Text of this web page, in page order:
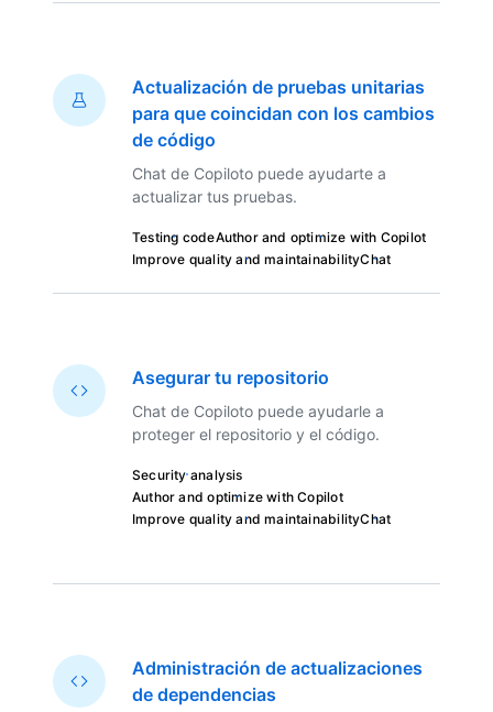
Actualización de pruebas unitarias
para que coincidan con los cambios
de código
Chat de Copiloto puede ayudarte a
actualizar tus pruebas.
Testing codeAuthor and optimize with Copilot
Improve quality and maintainabilityChat
Asegurar tu repositorio
Chat de Copiloto puede ayudarle a
proteger el repositorio y el código.
Security analysis
Author and optimize with Copilot
Improve quality and maintainabilityChat
Administración de actualizaciones
de dependencias